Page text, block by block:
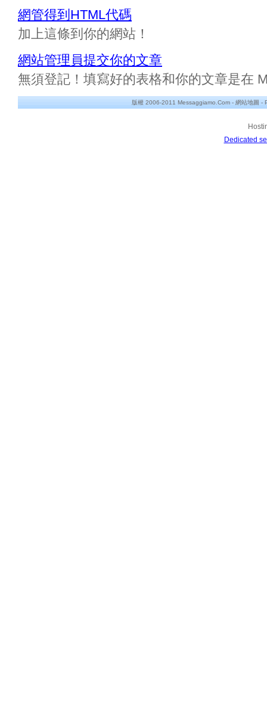
網管得到HTML代碼
加上這條到你的網站！
網站管理員提交你的文章
無須登記！填寫好的表格和你的文章是在
版權 2006-2011 Messaggiamo.Com - 網站地圖 -
Dedicated